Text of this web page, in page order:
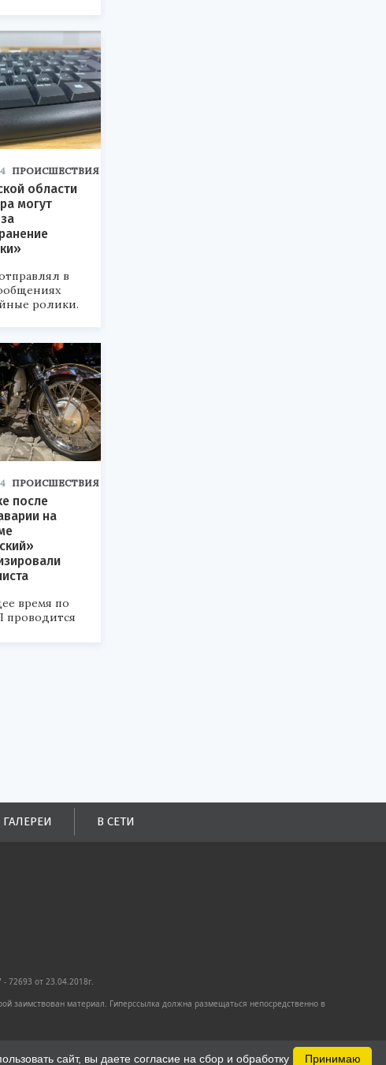
ПРОИСШЕСТВИЯ
области
могут
в
ролики.
ПРОИСШЕСТВИЯ
после
на
время по
проводится
ГАЛЕРЕИ В СЕТИ
72693 от 23.04.2018г.
заимствован материал. Гиперссылка должна размещаться непосредственно в
Принимаю
сайт, вы даете согласие на сбор и обработку